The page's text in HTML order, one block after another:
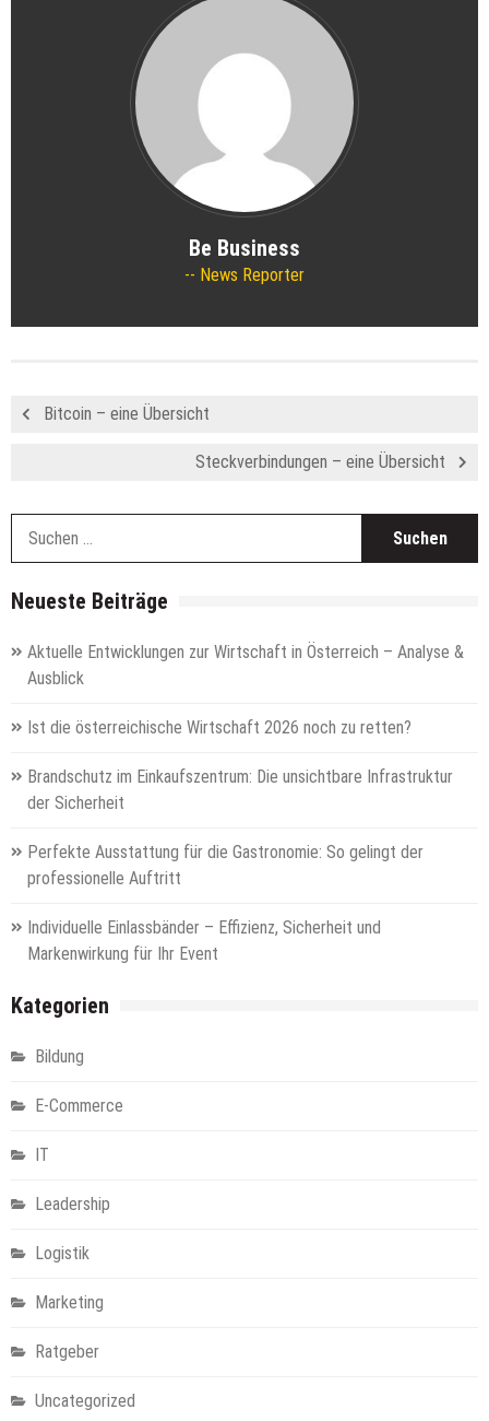
Be Business
News Reporter
Bitcoin – eine Übersicht
Steckverbindungen – eine Übersicht
Neueste Beiträge
Aktuelle Entwicklungen zur Wirtschaft in Österreich – Analyse &
Ausblick
Ist die österreichische Wirtschaft 2026 noch zu retten?
Brandschutz im Einkaufszentrum: Die unsichtbare Infrastruktur
der Sicherheit
Perfekte Ausstattung für die Gastronomie: So gelingt der
professionelle Auftritt
Individuelle Einlassbänder – Effizienz, Sicherheit und
Markenwirkung für Ihr Event
Kategorien
Bildung
E-Commerce
IT
Leadership
Logistik
Marketing
Ratgeber
Uncategorized